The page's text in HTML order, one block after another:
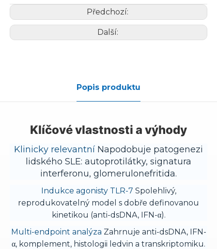
Předchozí:
Další:
Popis produktu
Klíčové vlastnosti a výhody
Klinicky relevantní Napodobuje patogenezi
lidského SLE: autoprotilátky, signatura
interferonu, glomerulonefritida.
Indukce agonisty TLR-7 Spolehlivý,
reprodukovatelný model s dobře definovanou
kinetikou (anti-dsDNA, IFN-α).
Multi-endpoint analýza Zahrnuje anti-dsDNA, IFN-
α, komplement, histologii ledvin a transkriptomiku.